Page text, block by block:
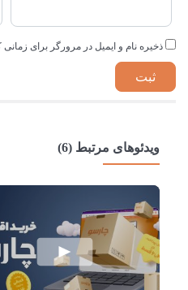
ذخیره نام و ایمیل در مرورگر برای
ویدئوهای مرتبط (6)